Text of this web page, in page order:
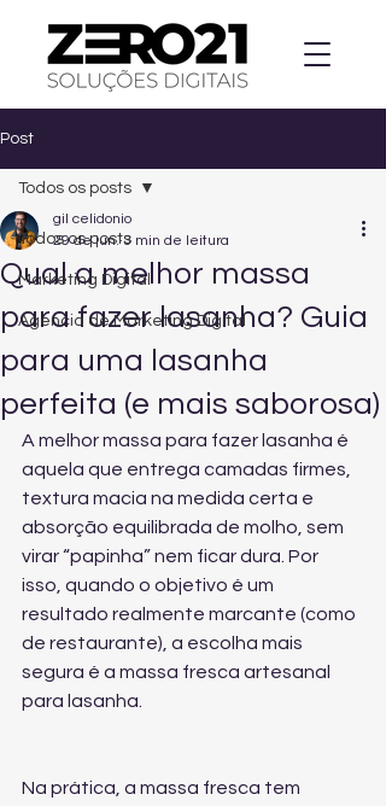
Post
Todos os posts
Marketing Digital
Agencia de Marketing Digital
Todos os posts
Qual a melhor massa
para fazer lasanha? Guia
para uma lasanha
perfeita (e mais saborosa)
gil celidonio
29 de jun. 3 min de leitura
A melhor massa para fazer lasanha é
aquela que entrega camadas firmes,
textura macia na medida certa e
absorção equilibrada de molho, sem
virar “papinha” nem ficar dura. Por
isso, quando o objetivo é um
resultado realmente marcante (como
de restaurante), a escolha mais
segura é a massa fresca artesanal
para lasanha.
Na prática, a massa fresca tem